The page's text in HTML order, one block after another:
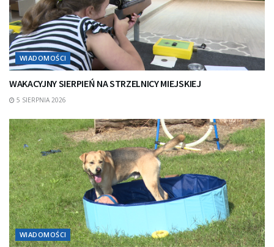
WIADOMOŚCI
WAKACYJNY SIERPIEŃ NA STRZELNICY MIEJSKIEJ
5 SIERPNIA 2026
WIADOMOŚCI